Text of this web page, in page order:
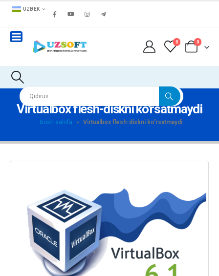
UZBEK
0 0
Virtualbox flesh-diskni ko'rsatmaydi
Bosh sahifa » Virtualbox flesh-diskni ko'rsatmaydi